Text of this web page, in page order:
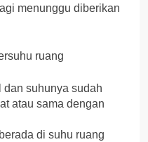
menunggu diberikan
ruang
dan suhunya sudah
atau sama dengan
di suhu ruang